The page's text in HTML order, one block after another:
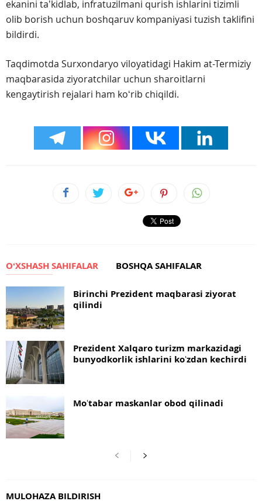
ekanini taʼkidlab, infratuzilmani qurish ishlarini tizimli
olib borish uchun boshqaruv kompaniyasi tuzish taklifini
bildirdi.
Taqdimotda Surxondaryo viloyatidagi Hakim at-Termiziy
maqbarasida ziyoratchilar uchun sharoitlarni
kengaytirish rejalari ham koʻrib chiqildi.
OʻXSHASH SAHIFALAR BOSHQA SAHIFALAR
Birinchi Prezident maqbarasi ziyorat
qilindi
Prezident Xalqaro turizm markazidagi
bunyodkorlik ishlarini koʻzdan kechirdi
Moʻtabar maskanlar obod qilinadi
MULOHAZA BILDIRISH